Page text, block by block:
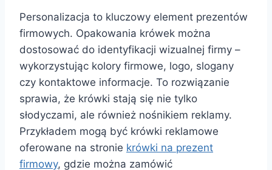
Personalizacja to kluczowy element prezentów
firmowych. Opakowania krówek można
dostosować do identyfikacji wizualnej firmy –
wykorzystując kolory firmowe, logo, slogany
czy kontaktowe informacje. To rozwiązanie
sprawia, że krówki stają się nie tylko
słodyczami, ale również nośnikiem reklamy.
Przykładem mogą być krówki reklamowe
oferowane na stronie krówki na prezent
firmowy, gdzie można zamówić